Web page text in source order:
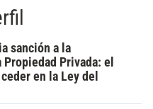
sanción a la
Privada: el
en la Ley del